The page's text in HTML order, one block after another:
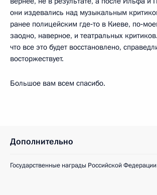
они издевались над музыкальным
ранее полицейским где‑то в Киеве,
заодно, наверное, и театральных
что все это будет восстановлено,
восторжествует.
Большое вам всем спасибо.
Дополнительно
Государственные награды Российской Федерации